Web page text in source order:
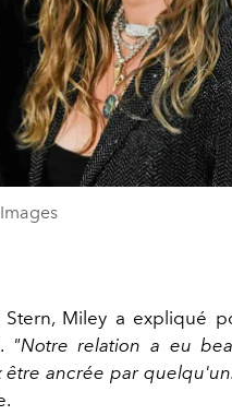
Miley a expliqué
"Notre relation a eu
être ancrée par